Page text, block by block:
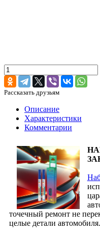
Рассказать друзьям
Описание
Характеристики
Комментарии
точечный ремонт не
целые детали автомобиля.